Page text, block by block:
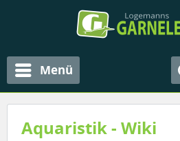
Menü
Aquaristik - Wiki